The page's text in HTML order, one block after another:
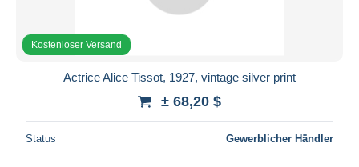
Kostenloser Versand
Actrice Alice Tissot, 1927, vintage silver print
± 68,20 $
Status Gewerblicher Händler